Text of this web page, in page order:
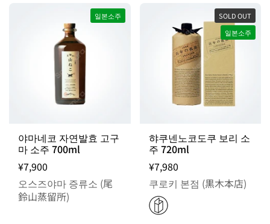
야마네코 자연발효 고구
마 소주 700ml
¥7,900
오스즈야마 증류소 (尾
鈴山蒸留所)
일본소주
햐쿠넨노코도쿠 보리 소
주 720ml
¥7,980
쿠로키 본점 (黒木本店)
SOLD OUT
일본소주